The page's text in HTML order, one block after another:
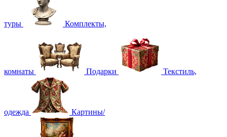
туры Комплекты,
комнаты Подарки Текстиль,
одежда Картины/